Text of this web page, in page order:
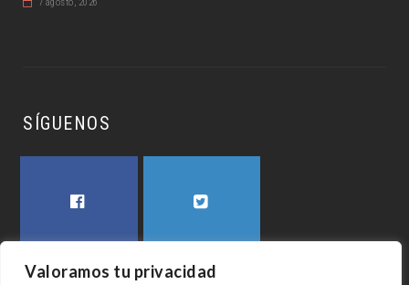
Valoramos tu privacidad
7 agosto, 2026
SÍGUENOS